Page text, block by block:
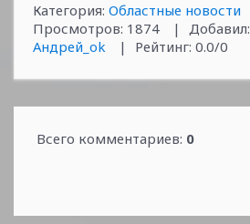
Категория: Областные новости
Просмотров: 1874 | Добавил:
Андрей_ok
| Рейтинг: 0.0/0
Всего комментариев: 0